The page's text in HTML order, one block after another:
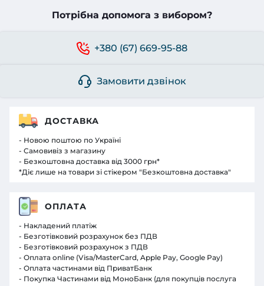
Потрібна допомога з вибором?
+380 (67) 669-95-88
Замовити дзвінок
ДОСТАВКА
- Новою поштою по Україні
- Самовивіз з магазину
- Безкоштовна доставка від 3000 грн*
*Діє лише на товари зі стікером "Безкоштовна доставка"
ОПЛАТА
- Накладений платіж
- Безготівковий розрахунок без ПДВ
- Безготівковий розрахунок з ПДВ
- Оплата online (Visa/MasterCard, Apple Pay, Google Pay)
- Оплата частинами від ПриватБанк
- Покупка Частинами від МоноБанк (для покупців послуга